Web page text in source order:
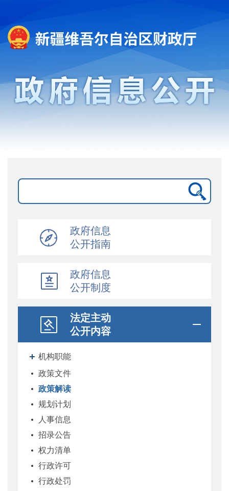
政府信息
公开指南
政府信息
公开制度
法定主动
公开内容
机构职能
政策文件
政策解读
规划计划
人事信息
招录公告
权力清单
行政许可
行政处罚